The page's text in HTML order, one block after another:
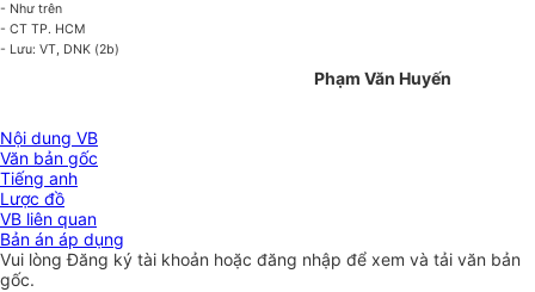
- Như trên
- CT TP. HCM
- Lưu: VT, DNK (2b)
Phạm Văn Huyến
Nội dung VB
Văn bản gốc
Tiếng anh
Lược đồ
VB liên quan
Bản án áp dụng
Vui lòngĐăng ký tài khoản hoặc đăng nhập để xem và tải văn bản
gốc.